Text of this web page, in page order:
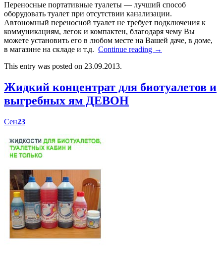
Переносные портативные туалеты — лучший способ
оборудовать туалет при отсутствии канализации.
Автономный переносной туалет не требует подключения к
коммуникациям, легок и компактен, благодаря чему Вы
можете установить его в любом месте на Вашей даче, в доме,
в магазине на складе и т.д. Continue reading →
This entry was posted on 23.09.2013.
Жидкий концентрат для биотуалетов и
выгребных ям ДЕВОН
Сен23